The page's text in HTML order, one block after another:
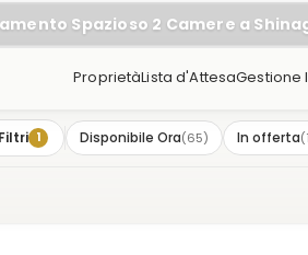
Spazioso 2 Camere a
ProprietàLista d'AttesaGestione
Filtri 1 Disponibile Ora(65) In offerta(